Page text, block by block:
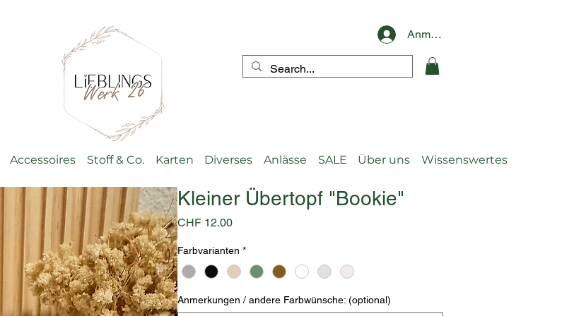
Anmelden
Accessoires Stoff & Co. Karten Diverses Anlässe SALE Über uns Wissenswertes
Kleiner Übertopf "Bookie"
CHF 12.00Preis
Farbvarianten *
Anmerkungen / andere Farbwünsche: (optional)